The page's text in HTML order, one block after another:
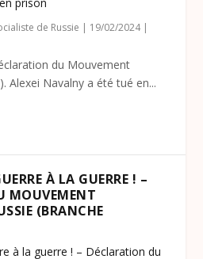
de Russie | 19/02/2024|
du Mouvement
Alexei Navalny a été tué en...
À LA GUERRE ! –
MOUVEMENT
(BRANCHE